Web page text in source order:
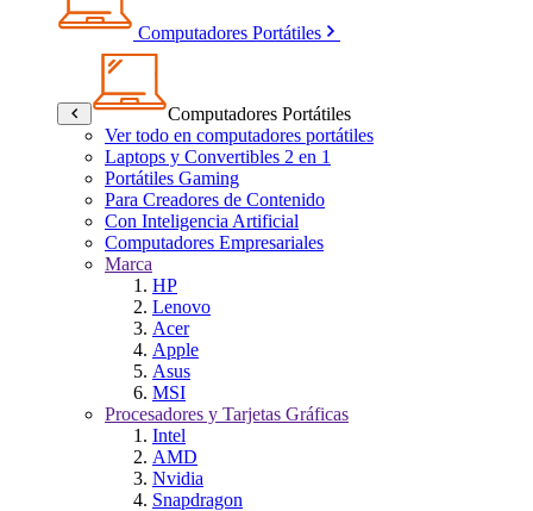
Computadores Portátiles
Computadores Portátiles
Ver todo en computadores portátiles
Laptops y Convertibles 2 en 1
Portátiles Gaming
Para Creadores de Contenido
Con Inteligencia Artificial
Computadores Empresariales
Marca
HP
Lenovo
Acer
Apple
Asus
MSI
Procesadores y Tarjetas Gráficas
Intel
AMD
Nvidia
Snapdragon